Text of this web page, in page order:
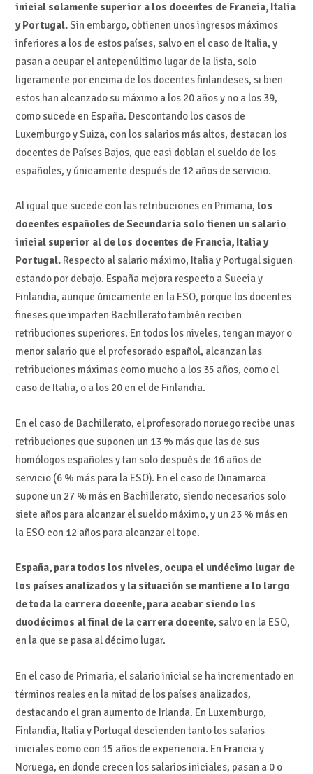
inicial solamente superior a los docentes de Francia, Italia
y Portugal.Sin embargo, obtienen unos ingresos máximos
inferiores a los de estos países, salvo en el caso de Italia, y
pasan a ocupar el antepenúltimo lugar de la lista, solo
ligeramente por encima de los docentes finlandeses, si bien
estos han alcanzado su máximo a los 20 años y no a los 39,
como sucede en España. Descontando los casos de
Luxemburgo y Suiza, con los salarios más altos, destacan los
docentes de Países Bajos, que casi doblan el sueldo de los
españoles, y únicamente después de 12 años de servicio.
Al igual que sucede con las retribuciones en Primaria, los
docentes españoles de Secundaria solo tienen un salario
inicial superior al de los docentes de Francia, Italia y
Portugal.Respecto al salario máximo, Italia y Portugal siguen
estando por debajo. España mejora respecto a Suecia y
Finlandia, aunque únicamente en la ESO, porque los docentes
fineses que imparten Bachillerato también reciben
retribuciones superiores. En todos los niveles, tengan mayor o
menor salario que el profesorado español, alcanzan las
retribuciones máximas como mucho a los 35 años, como el
caso de Italia, o a los 20 en el de Finlandia.
En el caso de Bachillerato, el profesorado noruego recibe unas
retribuciones que suponen un 13 % más que las de sus
homólogos españoles y tan solo después de 16 años de
servicio (6 % más para la ESO). En el caso de Dinamarca
supone un 27 % más en Bachillerato, siendo necesarios solo
siete años para alcanzar el sueldo máximo, y un 23 % más en
la ESO con 12 años para alcanzar el tope.
España, para todos los niveles, ocupa el undécimo lugar de
los países analizados y la situación se mantiene a lo largo
de toda la carrera docente, para acabar siendo los
duodécimos al final de la carrera docente, salvo en la ESO,
en la que se pasa al décimo lugar.
En el caso de Primaria, el salario inicial se ha incrementado en
términos reales en la mitad de los países analizados,
destacando el gran aumento de Irlanda. En Luxemburgo,
Finlandia, Italia y Portugal descienden tanto los salarios
iniciales como con 15 años de experiencia. En Francia y
Noruega, en donde crecen los salarios iniciales, pasan a 0 o